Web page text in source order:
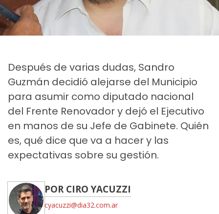
Después de varias dudas, Sandro
Guzmán decidió alejarse del Municipio
para asumir como diputado nacional
del Frente Renovador y dejó el Ejecutivo
en manos de su Jefe de Gabinete. Quién
es, qué dice que va a hacer y las
expectativas sobre su gestión.
POR CIRO YACUZZI
cyacuzzi@dia32.com.ar